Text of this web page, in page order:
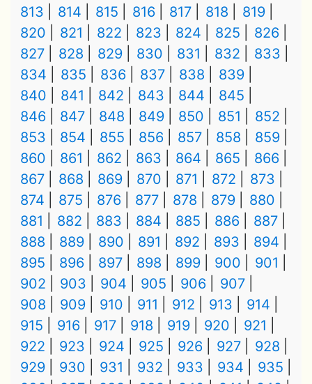
813
814 815 816 817 818
819
820
821 822 823 824 825
826
827
828 829 830 831 832
833
834
835 836 837 838
839
840
841 842 843 844
845
846
847 848 849 850 851
852
853
854 855 856 857 858
859
860
861 862 863 864 865
866
867
868 869 870 871 872
873
874
875 876 877 878 879
880
881
882 883 884 885 886
887
888
889 890 891 892 893
894
895
896 897 898 899 900
901
902
903 904 905 906
907
908
909 910 911 912 913
914
915
916 917 918 919 920
921
922
923 924 925 926 927
928
929
930 931 932 933 934
935